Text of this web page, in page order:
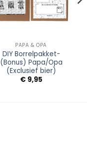
PAPA & OPA
DIY Borrelpakket-
(Bonus) Papa/Opa
(Exclusief bier)
€9,95